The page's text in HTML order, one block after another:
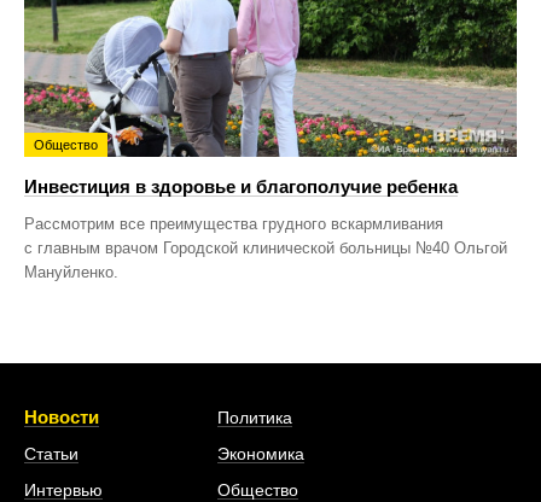
Общество
Инвестиция в здоровье и благополучие ребенка
Рассмотрим все преимущества грудного вскармливания
с главным врачом Городской клинической больницы №40 Ольгой
Мануйленко.
Новости
Статьи
Интервью
Политика
Экономика
Общество